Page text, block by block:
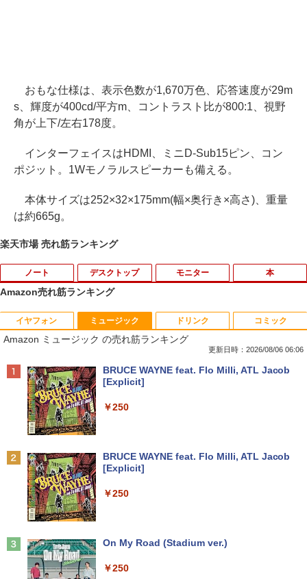
おもな仕様は、表示色数が1,670万色、応答速度が29m
s、輝度が400cd/平方m、コントラスト比が800:1、視野
角が上下/左右178度。
インターフェイスはHDMI、ミニD-Sub15ピン、コン
ポジット。1Wモノラルスピーカーも備える。
本体サイズは252×32×175mm(幅×奥行き×高さ)、重量
は約665g。
楽天市場 売れ筋ランキング
ノート
1
2025福袋 数量限定 ノートパソコン 富士
通 NEC DELL 等Core i5 超高速新品SSD
256GB メモリ8GB WIFI Bluetooth 15.6
Polaris Office付き Win10/Win11選べる!
送料無料 中古ノートパソコン 期限限定
【マラソンセール期間中ポイント5倍】中
リ16GB M.2 SSD256GB 13.3インチ フ
日保証 送料無料
￥29,980
デスクトップ
1
【今だけ】全品ポイント10倍 お買い物マ
ラソン★8/4～8/11★中古パソコン デス
クトップPC EPSON Endeavor ST190E
SD128GB / 256GB Windows11 Pro 64b
it【送料無料】【1年保証】
￥22,800
中古パソコン | HP | ProOne 600 G4 All-i
n-One | Windows11 | 一体型 | 一年保証
GHz | MEM:8GB | SSD:256GB(新品) | D
モニター
1
8K DisplayPort ケーブル 1.4規格240Hz
対応 ディスプレイポート ケーブル dpケ
ーブル HDR対応 8K@60HZ/4K@144Hz/
ケーブル ナイロン編み PC テレビ PS5 P
S4 PS3 対応
￥1,000
Yoothi 互換品 液晶 14.0インチ Dell Lati
tude 14 3410 P129G P129G001 P129G
80 IPS LED LCD 液晶ディスプレイ 修理
本
1
おいしい！イラストレッスン クレパス
で描きました [ momo ]
￥1,518
￥8,580
Amazon売れ筋ランキング
イヤフォン
Anker Soundcore P40i オフホワイト
Anker Soundcore P31i ブラック
Anker Soundcore Liberty 5 ミッドナイトブ
ミュージック
Amazon ミュージック の売れ筋ランキング
更新日時：2026/08/06 06:06
BRUCE WAYNE feat. Flo Milli, ATL Jacob
[Explicit]
￥250
BRUCE WAYNE feat. Flo Milli, ATL Jacob
[Explicit]
￥250
On My Road (Stadium ver.)
￥250
ドリンク コミック